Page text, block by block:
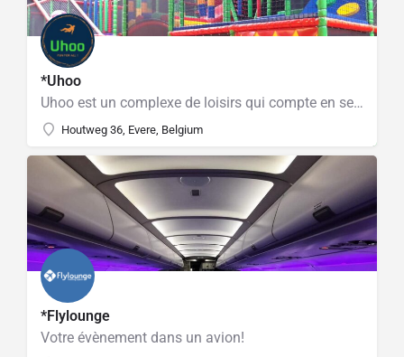
*Uhoo
Uhoo est un complexe de loisirs qui compte en ses lieux une brasserie O'rdv, un espace lasergame NY
Houtweg 36, Evere, Belgium
*Flylounge
Votre évènement dans un avion!